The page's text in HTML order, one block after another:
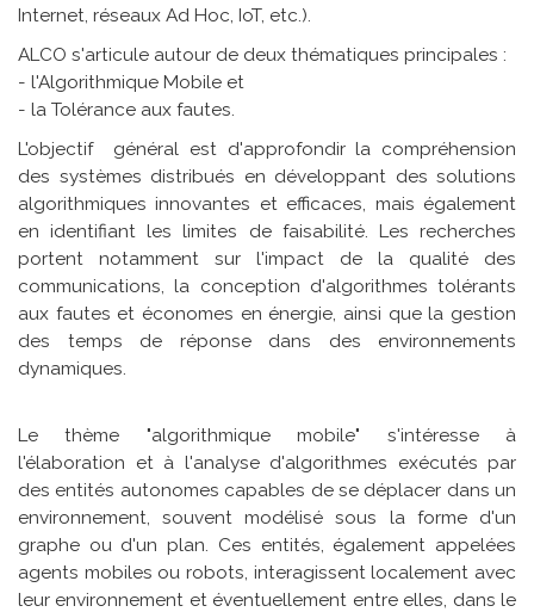
Internet, réseaux Ad Hoc, IoT, etc.).
ALCO s'articule autour de deux thématiques principales :
- l'Algorithmique Mobile et
- la Tolérance aux fautes.
L'objectif général est d'approfondir la compréhension
des systèmes distribués en développant des solutions
algorithmiques innovantes et efficaces, mais également
en identifiant les limites de faisabilité. Les recherches
portent notamment sur l'impact de la qualité des
communications, la conception d'algorithmes tolérants
aux fautes et économes en énergie, ainsi que la gestion
des temps de réponse dans des environnements
dynamiques.
Le thème "algorithmique mobile" s'intéresse à
l'élaboration et à l'analyse d'algorithmes exécutés par
des entités autonomes capables de se déplacer dans un
environnement, souvent modélisé sous la forme d'un
graphe ou d'un plan. Ces entités, également appelées
agents mobiles ou robots, interagissent localement avec
leur environnement et éventuellement entre elles, dans le